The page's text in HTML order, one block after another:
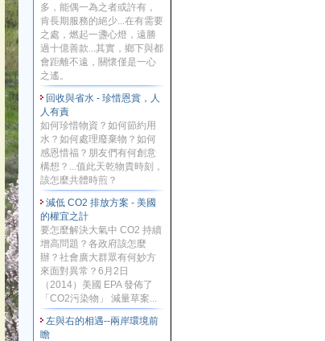
多，能偶一為之者或許有，
肯長期服務的絕少...在有需要
之處，燃起一盞心燈，遠勝
過十億善款...其實，鄉下與都
會距離不遠，關懷僅是一心
之遙。
回收與省水 - 珍惜恩賞，人
人有責
如何珍惜物資？如何節約用
水？如何處理廢棄物？如何
感恩惜福？朋友們有何創意
構想？...值此天乾物貴時刻，
該怎麼共體時煎？
減低 CO2 排放方案 - 美國
的權宜之計
要怎麼解決大氣中 CO2 持續
增高問題？各政府該怎麼
辦？社會廣大群眾有何妙方
來面對異常？6月2日
（2014）美國 EPA 發佈了
「CO2污染物」 減量草案...
左與右的相遇--兩岸環境前
瞻